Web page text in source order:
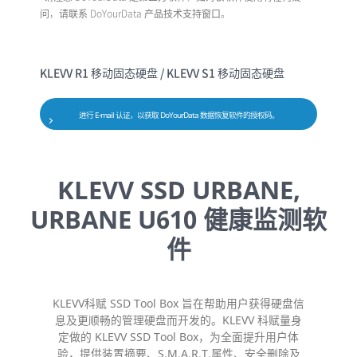
问，请联系 DoYourData 产品技术支持窗口。
KLEVV R1 移动固态硬盘 / KLEVV S1 移动固态硬盘
进行 E-mail 认证，以获取 DoYourData 数据恢复软件的授权码。
KLEVV SSD URBANE,
URBANE U610 健康监测软
件
KLEVV科赋 SSD Tool Box 旨在帮助用户获得硬盘信
息及更顺畅的管理硬盘而开发的。 KLEVV 科赋量身
定做的 KLEVV SSD Tool Box，为全面提升用户体
验，提供装置摘要、 S.M.A.R.T.属性、安全删除及